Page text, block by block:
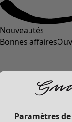
Nouveautés
Bonnes affaires
Paramètres